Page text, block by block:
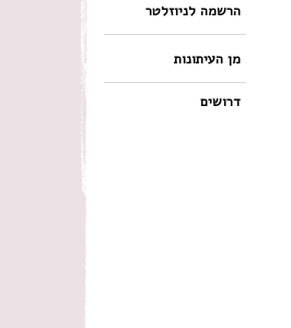
הרשמה לניוזלטר
מן העיתונות
דרושים